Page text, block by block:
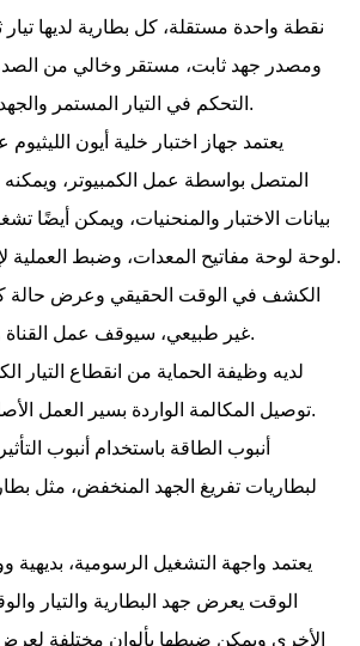
ومصدر جهد ثابت، مستقر وخالي من
التحكم في التيار المستمر والجهد الثابت ذات 8 قنوات.
بيانات الاختبار والمنحنيات، ويمكن أيضًا
لوحة لوحة مفاتيح المعدات، وضبط العملية لإكمال الاختبار والفرز.
غير طبيعي، سيوقف عمل القناة ويضيء ضوء المؤشر.
توصيل المكالمة الواردة بسير العمل الأصلي لمواصلة التشغيل.
لبطاريات تفريغ الجهد المنخفض، مثل
الوقت يعرض جهد البطارية والتيار
الأخرى ويمكن ضبطها بألوان مختلفة لعرض